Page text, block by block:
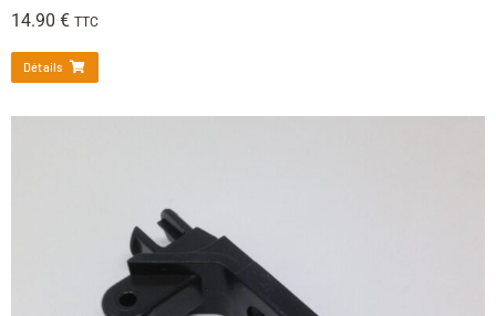
14.90 € TTC
Détails